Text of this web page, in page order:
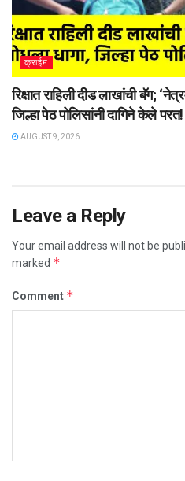
क्राईम
रिक्षात राहिली दीड लाखांची बॅग;
जिल्हा पेठ पोलिसांनी दागिने केले परत!
AUGUST 9, 2026
Leave a Reply
Your email address will not be
marked *
Comment *